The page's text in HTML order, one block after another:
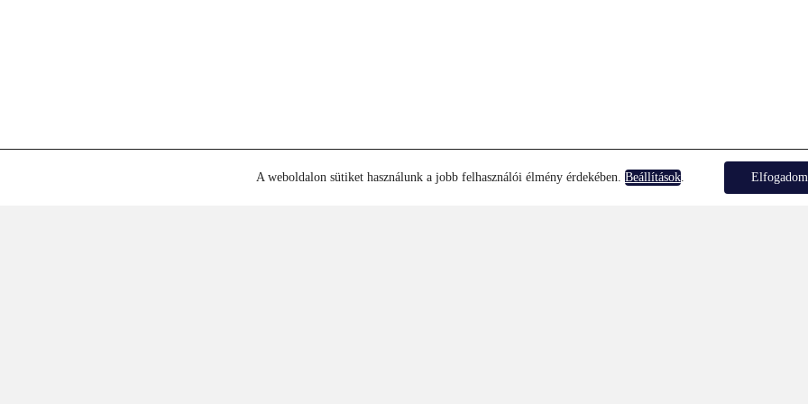
A weboldalon sütiket használunk a jobb felhasználói élmény érdekében. Beállítások. Elfogadom